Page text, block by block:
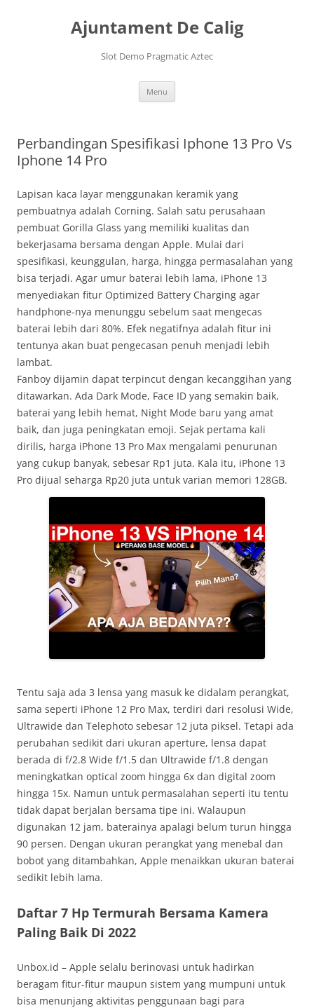
Ajuntament De Calig
Slot Demo Pragmatic Aztec
Menu
Perbandingan Spesifikasi Iphone 13 Pro Vs
Iphone 14 Pro
Lapisan kaca layar menggunakan keramik yang
pembuatnya adalah Corning. Salah satu perusahaan
pembuat Gorilla Glass yang memiliki kualitas dan
bekerjasama bersama dengan Apple. Mulai dari
spesifikasi, keunggulan, harga, hingga permasalahan yang
bisa terjadi. Agar umur baterai lebih lama, iPhone 13
menyediakan fitur Optimized Battery Charging agar
handphone-nya menunggu sebelum saat mengecas
baterai lebih dari 80%. Efek negatifnya adalah fitur ini
tentunya akan buat pengecasan penuh menjadi lebih
lambat.
Fanboy dijamin dapat terpincut dengan kecanggihan yang
ditawarkan. Ada Dark Mode, Face ID yang semakin baik,
baterai yang lebih hemat, Night Mode baru yang amat
baik, dan juga peningkatan emoji. Sejak pertama kali
dirilis, harga iPhone 13 Pro Max mengalami penurunan
yang cukup banyak, sebesar Rp1 juta. Kala itu, iPhone 13
Pro dijual seharga Rp20 juta untuk varian memori 128GB.
Tentu saja ada 3 lensa yang masuk ke didalam perangkat,
sama seperti iPhone 12 Pro Max, terdiri dari resolusi Wide,
Ultrawide dan Telephoto sebesar 12 juta piksel. Tetapi ada
perubahan sedikit dari ukuran aperture, lensa dapat
berada di f/2.8 Wide f/1.5 dan Ultrawide f/1.8 dengan
meningkatkan optical zoom hingga 6x dan digital zoom
hingga 15x. Namun untuk permasalahan seperti itu tentu
tidak dapat berjalan bersama tipe ini. Walaupun
digunakan 12 jam, baterainya apalagi belum turun hingga
90 persen. Dengan ukuran perangkat yang menebal dan
bobot yang ditambahkan, Apple menaikkan ukuran baterai
sedikit lebih lama.
Daftar 7 Hp Termurah Bersama Kamera
Paling Baik Di 2022
Unbox.id – Apple selalu berinovasi untuk hadirkan
beragam fitur-fitur maupun sistem yang mumpuni untuk
bisa menunjang aktivitas penggunaan bagi para